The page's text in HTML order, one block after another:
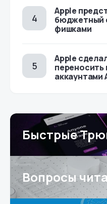
Apple
бюджетный
фишками
Apple
переносить
аккаунтами
Быстрые
Вопросы